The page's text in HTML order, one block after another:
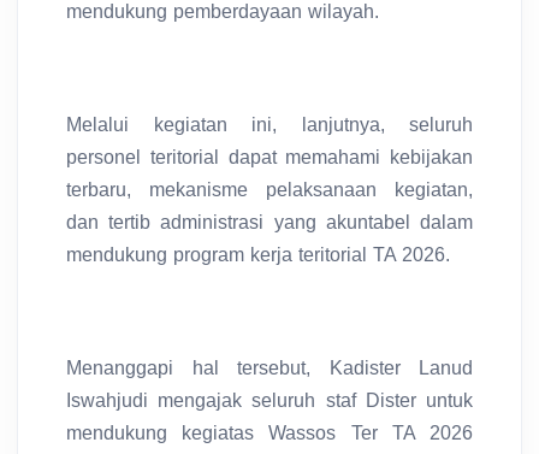
mendukung pemberdayaan wilayah.
Melalui kegiatan ini, lanjutnya, seluruh
personel teritorial dapat memahami kebijakan
terbaru, mekanisme pelaksanaan kegiatan,
dan tertib administrasi yang akuntabel dalam
mendukung program kerja teritorial TA 2026.
Menanggapi hal tersebut, Kadister Lanud
Iswahjudi mengajak seluruh staf Dister untuk
mendukung kegiatas Wassos Ter TA 2026